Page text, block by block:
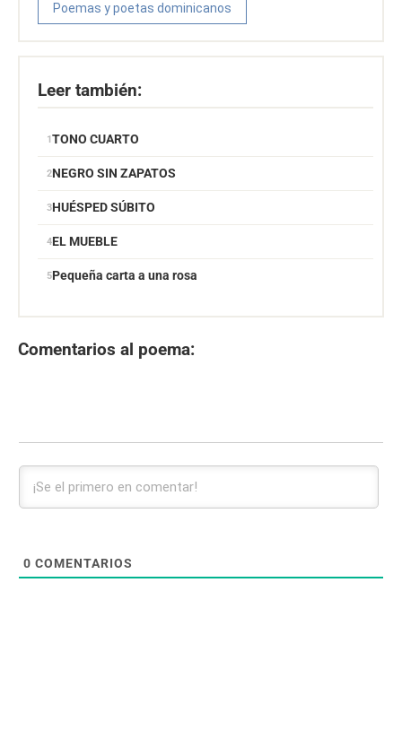
Poemas y poetas dominicanos
Leer también:
TONO CUARTO
NEGRO SIN ZAPATOS
HUÉSPED SÚBITO
EL MUEBLE
Pequeña carta a una rosa
Comentarios al poema:
0 COMENTARIOS